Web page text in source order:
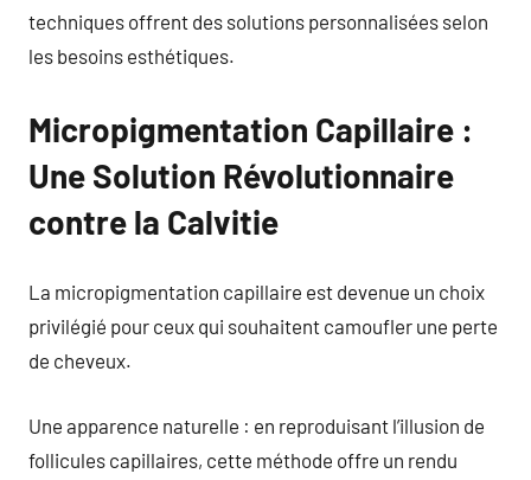
techniques offrent des solutions personnalisées selon
les besoins esthétiques.
Micropigmentation Capillaire :
Une Solution Révolutionnaire
contre la Calvitie
La micropigmentation capillaire est devenue un choix
privilégié pour ceux qui souhaitent camoufler une perte
de cheveux.
Une apparence naturelle : en reproduisant l’illusion de
follicules capillaires, cette méthode offre un rendu